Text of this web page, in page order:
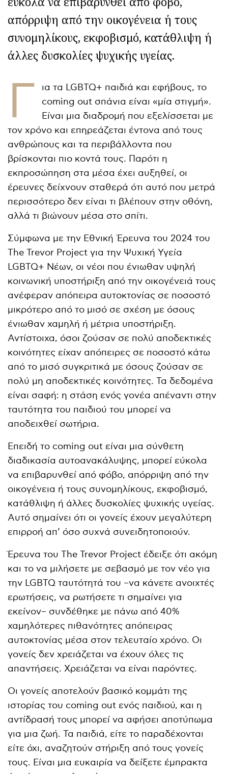
απόρριψη από την οικογένεια ή τους
συνομηλίκους, εκφοβισμό, κατάθλιψη ή
άλλες δυσκολίες ψυχικής υγείας.
Γ
ια τα LGBTQ+ παιδιά και εφήβους, το
coming out σπάνια είναι «μία στιγμή».
Είναι μια διαδρομή που εξελίσσεται με
τον χρόνο και επηρεάζεται έντονα από τους
ανθρώπους και τα περιβάλλοντα που
βρίσκονται πιο κοντά τους. Παρότι η
εκπροσώπηση στα μέσα έχει αυξηθεί, οι
έρευνες δείχνουν σταθερά ότι αυτό που μετρά
περισσότερο δεν είναι τι βλέπουν στην οθόνη,
αλλά τι βιώνουν μέσα στο σπίτι.
Σύμφωνα με την Εθνική Έρευνα του 2024 του
The Trevor Project για την Ψυχική Υγεία
LGBTQ+ Νέων, οι νέοι που ένιωθαν υψηλή
κοινωνική υποστήριξη από την οικογένειά τους
ανέφεραν απόπειρα αυτοκτονίας σε ποσοστό
μικρότερο από το μισό σε σχέση με όσους
ένιωθαν χαμηλή ή μέτρια υποστήριξη.
Αντίστοιχα, όσοι ζούσαν σε πολύ αποδεκτικές
κοινότητες είχαν απόπειρες σε ποσοστό κάτω
από το μισό συγκριτικά με όσους ζούσαν σε
πολύ μη αποδεκτικές κοινότητες. Τα δεδομένα
είναι σαφή: η στάση ενός γονέα απέναντι στην
ταυτότητα του παιδιού του μπορεί να
αποδειχθεί σωτήρια.
Επειδή το coming out είναι μια σύνθετη
διαδικασία αυτοανακάλυψης, μπορεί εύκολα
να επιβαρυνθεί από φόβο, απόρριψη από την
οικογένεια ή τους συνομηλίκους, εκφοβισμό,
κατάθλιψη ή άλλες δυσκολίες ψυχικής υγείας.
Αυτό σημαίνει ότι οι γονείς έχουν μεγαλύτερη
επιρροή απ’ όσο συχνά συνειδητοποιούν.
Έρευνα του The Trevor Project έδειξε ότι ακόμη
και το να μιλήσετε με σεβασμό με τον νέο για
την LGBTQ ταυτότητά του –να κάνετε ανοιχτές
ερωτήσεις, να ρωτήσετε τι σημαίνει για
εκείνον– συνδέθηκε με πάνω από 40%
χαμηλότερες πιθανότητες απόπειρας
αυτοκτονίας μέσα στον τελευταίο χρόνο. Οι
γονείς δεν χρειάζεται να έχουν όλες τις
απαντήσεις. Χρειάζεται να είναι παρόντες.
Οι γονείς αποτελούν βασικό κομμάτι της
ιστορίας του coming out ενός παιδιού, και η
αντίδρασή τους μπορεί να αφήσει αποτύπωμα
για μια ζωή. Τα παιδιά, είτε το παραδέχονται
είτε όχι, αναζητούν στήριξη από τους γονείς
τους. Είναι μια ευκαιρία να δείξετε έμπρακτα